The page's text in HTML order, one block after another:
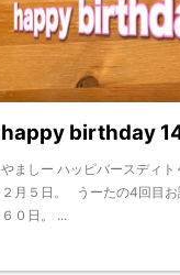
happy birthday
やましー ハッピバースディ
２月５日。 うーたの4回目
６０日。 ...